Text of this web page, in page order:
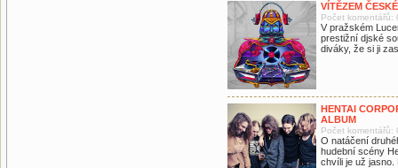
VÍTĚZEM
Počet komentářů:
V pražském
prestižní djské
diváky, že si ji
HENTAI
ALBUM
Počet komentářů:
O natáčení
hudební scény
chvíli je už jasno.